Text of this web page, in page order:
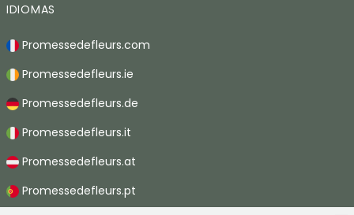
IDIOMAS
Promessedefleurs.com
Promessedefleurs.ie
Promessedefleurs.de
Promessedefleurs.it
Promessedefleurs.at
Promessedefleurs.pt